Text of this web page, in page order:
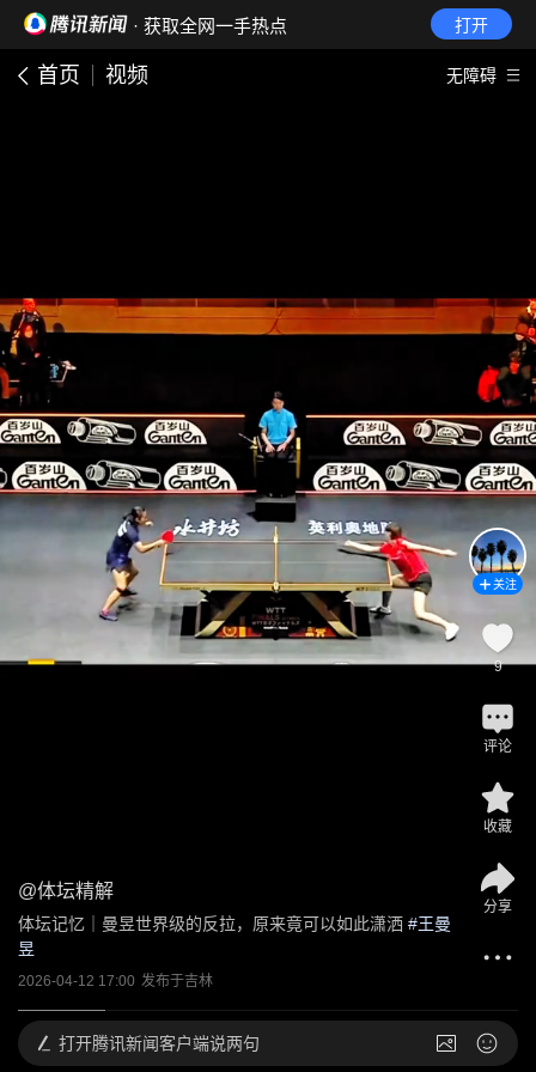
· 获取全网一手热点 打开
首页 视频 无障碍
@体坛精解
体坛记忆｜曼昱世界级的反拉，原来竟可以如此潇洒 #王曼
昱
2026-04-12 17:00 发布于吉林
关注
9
评论
收藏
分享
打开腾讯新闻客户端说两句